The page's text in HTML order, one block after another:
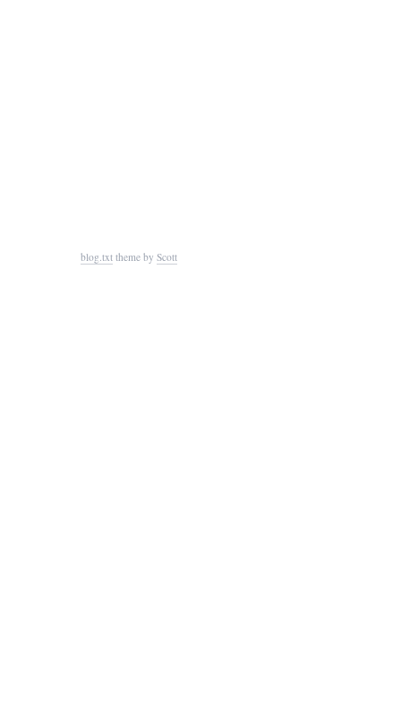
blog.txttheme by Scott